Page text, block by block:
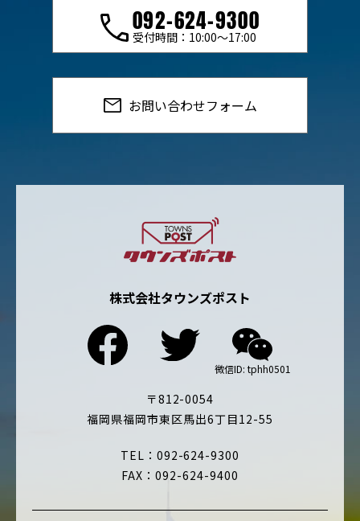
092-624-9300
受付時間：10:00〜17:00
お問い合わせフォーム
株式会社タウンズポスト
〒812-0054
福岡県福岡市東区馬出6丁目12-55
TEL：092-624-9300
FAX：092-624-9400